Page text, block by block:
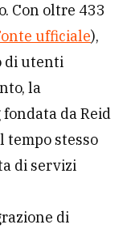
Con oltre 433
ufficiale),
di utenti
la
da Reid
tempo stesso
di servizi
di